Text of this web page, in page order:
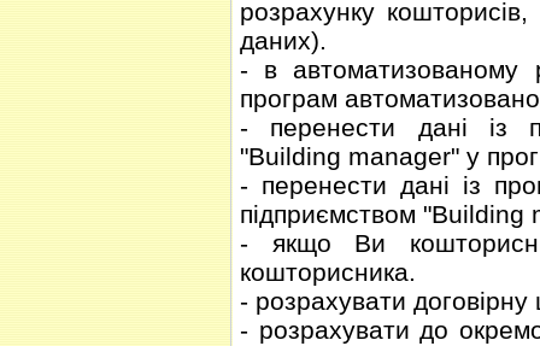
розрахунку
даних).
- в автоматизованому
програм
- перенести дані із
"Buіldіng manager" у
- перенести дані із
підприємством "Buіldіng
- якщо Ви
кошторисника.
- розрахувати
- розрахувати до